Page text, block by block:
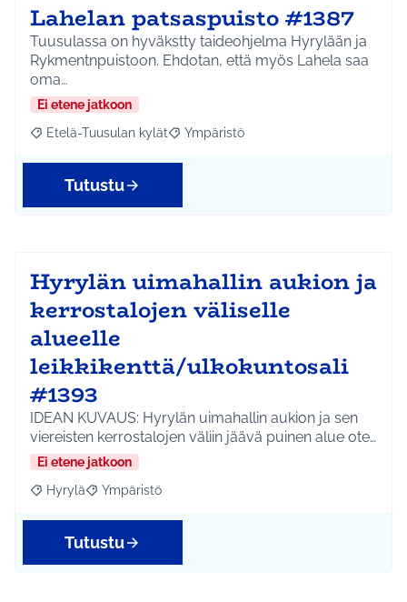
Lahelan patsaspuisto #1387
Tuusulassa on hyväkstty taideohjelma Hyrylään ja
Rykmentnpuistoon. Ehdotan, että myös Lahela saa
oma…
Ei etene jatkoon
Rajaa tulokset aihepiirin mukaan: Etelä-Tuusulan kylät
Etelä-Tuusulan kylät Rajaa tulokset teeman mukaan:
Ympäristö
Tutustu
Hyrylän uimahallin aukion ja
kerrostalojen väliselle
alueelle
leikkikenttä/ulkokuntosali
#1393
IDEAN KUVAUS: Hyrylän uimahallin aukion ja sen
viereisten kerrostalojen väliin jäävä puinen alue ote…
Ei etene jatkoon
Rajaa tulokset aihepiirin mukaan: Hyrylä
Hyrylä Rajaa tulokset teeman mukaan: Ympäristö
Ympäristö
Tutustu